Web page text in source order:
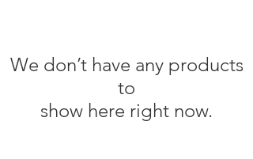
We don’t have any products
to
show here right now.